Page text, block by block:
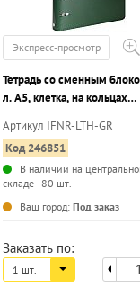
Экспресс-просмотр
Тетрадь со сменным
л. А5, клетка, на кольцах
конгрев
Артикул IFNR-LTH-GR
Код 246851
В наличии на
складе - 80 шт.
Ваш город: Под заказ
Заказать по:
1 шт.